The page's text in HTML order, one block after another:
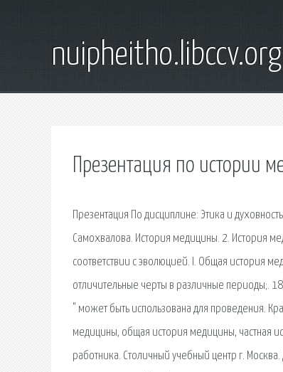
nuipheitho.libccv.org
Презентация по истории
Презентация По дисциплине: Этика и
Самохвалова. История медицины. 2. История
соответствии с эволюцией. I. Общая история
отличительные черты в различные периоды;.
" может быть использована для проведения.
медицины, общая история медицины, частная
работника. Столичный учебный центр г.